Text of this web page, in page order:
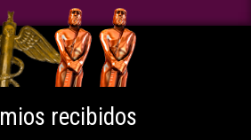
recibidos